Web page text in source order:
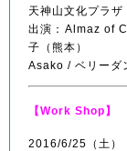
天神山文化プラ
出演：Almaz of
子（熊本）
Asako / ベリーダ
【Work Shop】
2016/6/25（土）